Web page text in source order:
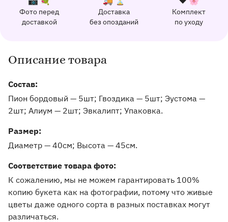
Фото перед
доставкой
Доставка
без опозданий
Комплект
по уходу
162 отзыва с оценкой 5.0 ⭐
Информация о товаре и оказываемых услугах
Описание товара
Состав:
Пион бордовый — 5шт; Гвоздика — 5шт; Эустома —
2шт; Алиум — 2шт; Эвкалипт; Упаковка.
Pазмер:
Диаметр — 40см Высота — 45см
Соответствие товара фото:
К сожалению, мы не можем гарантировать 100%
копию букета как на фотографии, потому что живые
цветы даже одного сорта в разных поставках могут
различаться.